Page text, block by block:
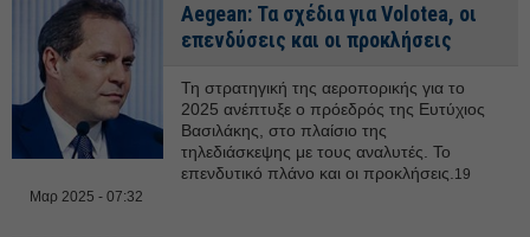
Aegean: Τα σχέδια για Volotea, οι
επενδύσεις και οι προκλήσεις
Τη στρατηγική της αεροπορικής για το
2025 ανέπτυξε ο πρόεδρός της Ευτύχιος
Βασιλάκης, στο πλαίσιο της
τηλεδιάσκεψης με τους αναλυτές. Το
επενδυτικό πλάνο και οι προκλήσεις. 19
Μαρ 2025 - 07:32